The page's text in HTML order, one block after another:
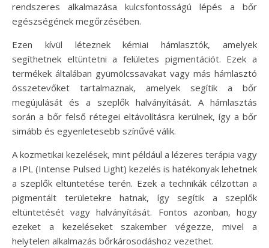
rendszeres alkalmazása kulcsfontosságú lépés a bőr
egészségének megőrzésében.
Ezen kívül léteznek kémiai hámlasztók, amelyek
segíthetnek eltüntetni a felületes pigmentációt. Ezek a
termékek általában gyümölcssavakat vagy más hámlasztó
összetevőket tartalmaznak, amelyek segítik a bőr
megújulását és a szeplők halványítását. A hámlasztás
során a bőr felső rétegei eltávolításra kerülnek, így a bőr
simább és egyenletesebb színűvé válik.
A kozmetikai kezelések, mint például a lézeres terápia vagy
a IPL (Intense Pulsed Light) kezelés is hatékonyak lehetnek
a szeplők eltüntetése terén. Ezek a technikák célzottan a
pigmentált területekre hatnak, így segítik a szeplők
eltüntetését vagy halványítását. Fontos azonban, hogy
ezeket a kezeléseket szakember végezze, mivel a
helytelen alkalmazás bőrkárosodáshoz vezethet.